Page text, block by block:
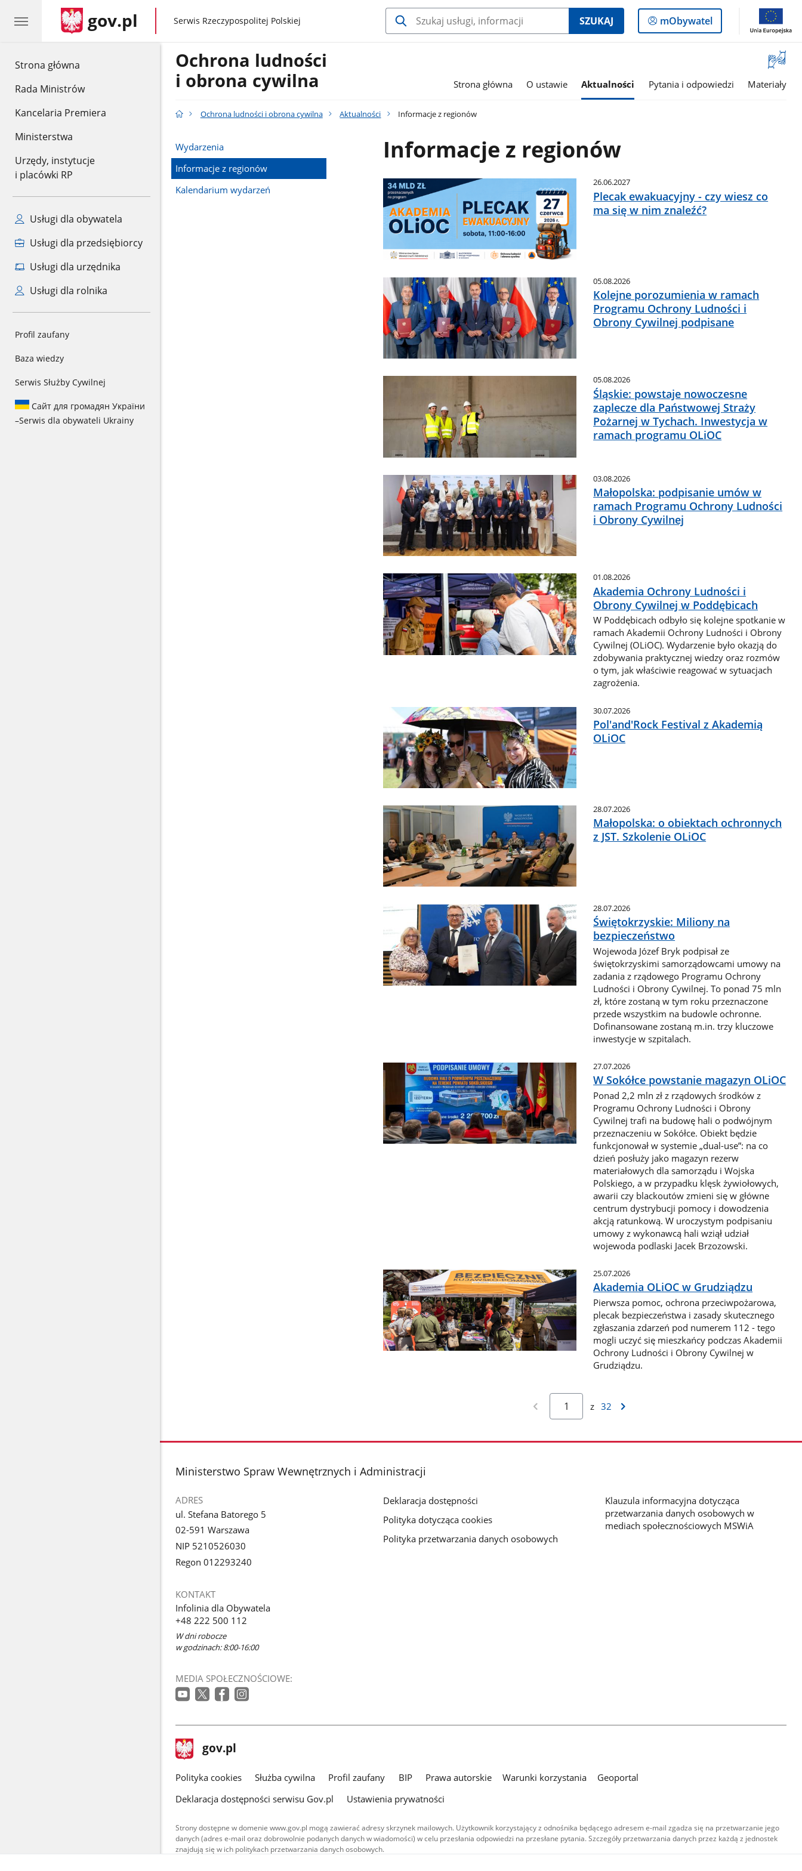
Strona główna
Rada Ministrów
Kancelaria Premiera
Ministerstwa
Urzędy, instytucje
i placówki RP
Usługi dla obywatela
Usługi dla przedsiębiorcy
Usługi dla urzędnika
Usługi dla rolnika
Profil zaufany
Baza wiedzy
Serwis Służby Cywilnej
Сайт для громадян України
–Serwis dla obywateli Ukrainy
gov.pl gov.pl
Serwis Rzeczypospolitej Polskiej SZUKAJ
Logowanie
do
mObywatel
Otwórz
okno
z
Ochrona ludności
i obrona cywilna
Strona główna O ustawie Aktualności Pytania i odpowiedzi Materiały
Ochrona ludności i obrona cywilna Aktualności Informacje z regionów
Wydarzenia
Informacje z regionów
Kalendarium wydarzeń
Informacje z regionów
26.06.2027
Plecak ewakuacyjny - czy wiesz co
ma się w nim znaleźć?
05.08.2026
Kolejne porozumienia w ramach
Programu Ochrony Ludności i
Obrony Cywilnej podpisane
05.08.2026
Śląskie: powstaje nowoczesne
zaplecze dla Państwowej Straży
Pożarnej w Tychach. Inwestycja w
ramach programu OLiOC
03.08.2026
Małopolska: podpisanie umów w
ramach Programu Ochrony Ludności
i Obrony Cywilnej
01.08.2026
Akademia Ochrony Ludności i
Obrony Cywilnej w Poddębicach
W Poddębicach odbyło się kolejne spotkanie w
ramach Akademii Ochrony Ludności i Obrony
Cywilnej (OLiOC). Wydarzenie było okazją do
zdobywania praktycznej wiedzy oraz rozmów
o tym, jak właściwie reagować w sytuacjach
zagrożenia.
30.07.2026
Pol'and'Rock Festival z Akademią
OLiOC
28.07.2026
Małopolska: o obiektach ochronnych
z JST. Szkolenie OLiOC
28.07.2026
Świętokrzyskie: Miliony na
bezpieczeństwo
Wojewoda Józef Bryk podpisał ze
świętokrzyskimi samorządowcami umowy na
zadania z rządowego Programu Ochrony
Ludności i Obrony Cywilnej. To ponad 75 mln
zł, które zostaną w tym roku przeznaczone
przede wszystkim na budowle ochronne.
Dofinansowane zostaną m.in. trzy kluczowe
inwestycje w szpitalach.
27.07.2026
W Sokółce powstanie magazyn OLiOC
Ponad 2,2 mln zł z rządowych środków z
Programu Ochrony Ludności i Obrony
Cywilnej trafi na budowę hali o podwójnym
przeznaczeniu w Sokółce. Obiekt będzie
funkcjonował w systemie „dual-use”: na co
dzień posłuży jako magazyn rezerw
materiałowych dla samorządu i Wojska
Polskiego, a w przypadku klęsk żywiołowych,
awarii czy blackoutów zmieni się w główne
centrum dystrybucji pomocy i dowodzenia
akcją ratunkową. W uroczystym podpisaniu
umowy z wykonawcą hali wziął udział
wojewoda podlaski Jacek Brzozowski.
25.07.2026
Akademia OLiOC w Grudziądzu
Pierwsza pomoc, ochrona przeciwpożarowa,
plecak bezpieczeństwa i zasady skutecznego
zgłaszania zdarzeń pod numerem 112 - tego
mogli uczyć się mieszkańcy podczas Akademii
Ochrony Ludności i Obrony Cywilnej w
Grudziądzu.
z 32
stopka
Ministerstwo Spraw Wewnętrznych i Administracji
ADRES
ul. Stefana Batorego 5
02-591 Warszawa
NIP 5210526030
Regon 012293240
KONTAKT
Infolinia dla Obywatela
+48 222 500 112
W dni robocze
w godzinach: 8:00-16:00
MEDIA SPOŁECZNOŚCIOWE:
Deklaracja dostępności
Polityka dotycząca cookies
Polityka przetwarzania danych osobowych
Klauzula informacyjna dotycząca
przetwarzania danych osobowych w
mediach społecznościowych MSWiA
stopka
gov.pl Strona
gov.pl
gov.pl
Polityka cookies Służba cywilna Profil zaufany BIP Prawa autorskie Warunki korzystania
Geoportal
Deklaracja dostępności serwisu Gov.pl
Ustawienia prywatności
Strony dostępne w domenie www.gov.pl mogą zawierać adresy skrzynek mailowych. Użytkownik korzystający z odnośnika będącego adresem e-mail zgadza się na przetwarzanie jego
danych (adres e-mail oraz dobrowolnie podanych danych w wiadomości) w celu przesłania odpowiedzi na przesłane pytania. Szczegóły przetwarzania danych przez każdą z jednostek
znajdują się w ich politykach przetwarzania danych osobowych.